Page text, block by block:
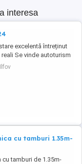
interesa
excelentă întreținut
Se vinde autoturism
întreținut, folosit în
în afara
a fost ținută permanent
cu tamburi 1.35m-
tamburi de 1.35m-